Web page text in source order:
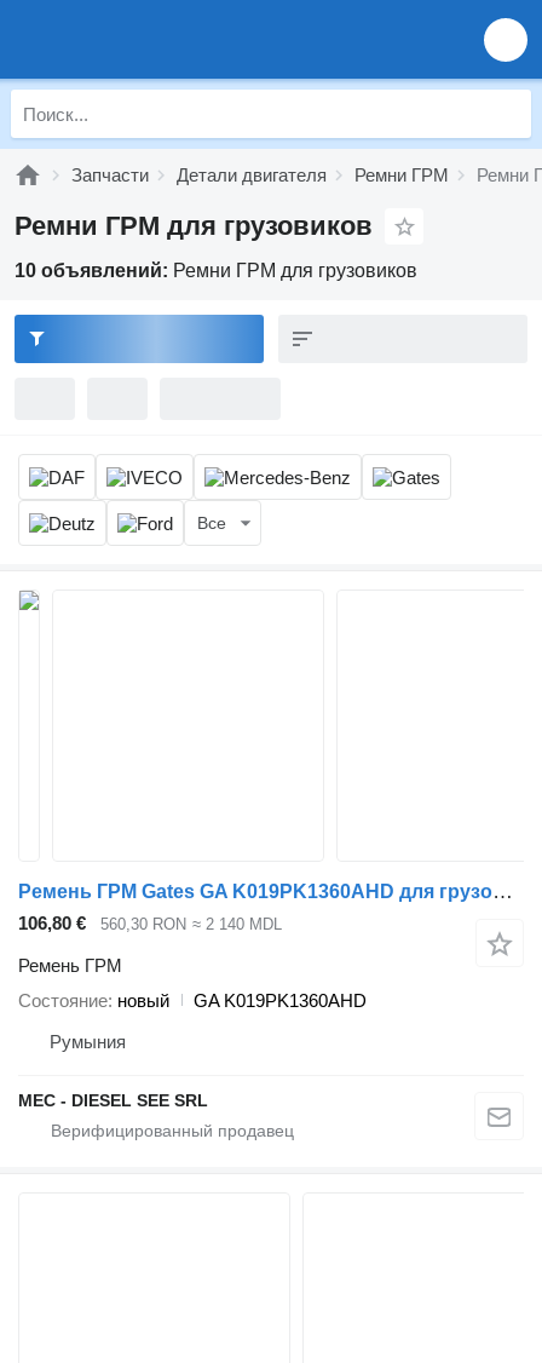
Запчасти Детали двигателя Ремни ГРМ Ремни
Ремни ГРМ для грузовиков
10 объявлений: Ремни ГРМ для грузовиков
Все
Ремень ГРМ Gates GA K019PK1360AHD для грузовика DAF CF85 XF105
106,80 € 560,30 RON ≈ 2 140 MDL
Ремень ГРМ
Состояние новый
GA K019PK1360AHD
Румыния
MEC - DIESEL SEE SRL